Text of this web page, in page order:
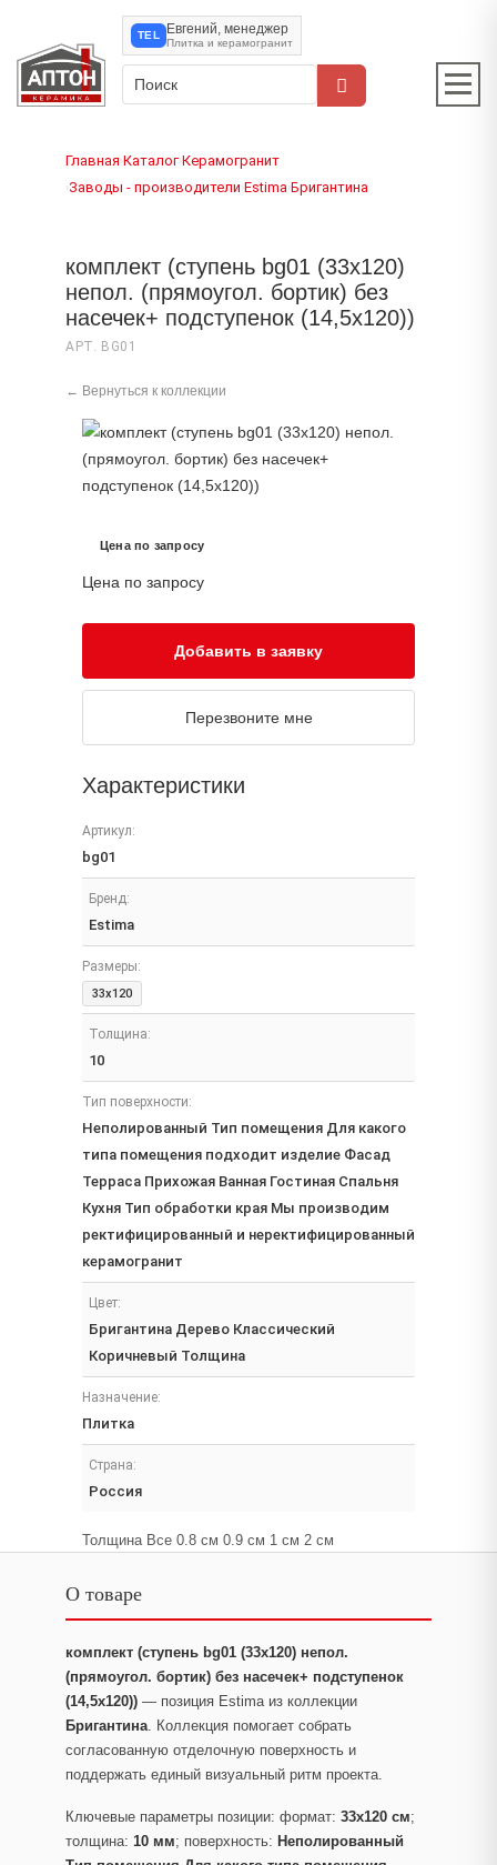
TEL Евгений, менеджер
Плитка и керамогранит
Главная›Каталог›Керамогранит
›Заводы - производители›Estima›Бригантина
комплект (ступень bg01 (33x120)
непол. (прямоугол. бортик) без
насечек+ подступенок (14,5x120))
АРТ. BG01
← Вернуться к коллекции
Цена по запросу
Цена по запросу
Добавить в заявку
Перезвоните мне
Характеристики
Артикул:
bg01
Бренд:
Estima
Размеры:
33x120
Толщина:
10
Тип поверхности:
Неполированный Тип помещения Для какого
типа помещения подходит изделие Фасад
Терраса Прихожая Ванная Гостиная Спальня
Кухня Тип обработки края Мы производим
ректифицированный и неректифицированный
керамогранит
Цвет:
Бригантина Дерево Классический
Коричневый Толщина
Назначение:
Плитка
Страна:
Россия
Толщина Все 0.8 см 0.9 см 1 см 2 см
О товаре
комплект (ступень bg01 (33x120) непол.
(прямоугол. бортик) без насечек+ подступенок
(14,5x120)) — позиция Estima из коллекции
Бригантина. Коллекция помогает собрать
согласованную отделочную поверхность и
поддержать единый визуальный ритм проекта.
Ключевые параметры позиции: формат: 33x120 см;
толщина: 10 мм; поверхность: Неполированный